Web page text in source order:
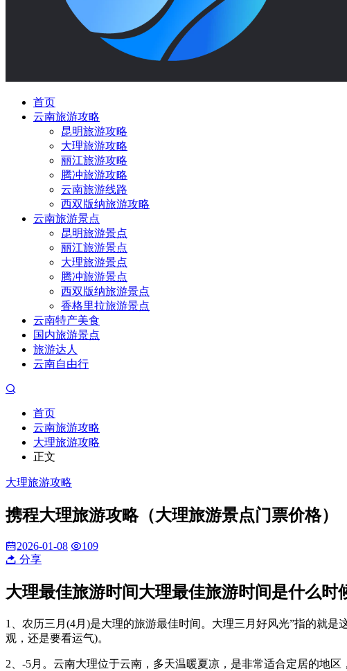
首页
云南旅游攻略
昆明旅游攻略
大理旅游攻略
丽江旅游攻略
腾冲旅游攻略
云南旅游线路
西双版纳旅游攻略
云南旅游景点
昆明旅游景点
丽江旅游景点
大理旅游景点
腾冲旅游景点
西双版纳旅游景点
香格里拉旅游景点
云南特产美食
国内旅游景点
旅游达人
云南自由行
首页
云南旅游攻略
大理旅游攻略
正文
大理旅游攻略
携程大理旅游攻略（大理旅游景点门票价格）
2026-01-08
109
分享
大理最佳旅游时间大理最佳旅游时间是什么时
1、农历三月(4月)是大理的旅游最佳时间。大理三月好风光”指的就
观，还是要看运气)。
2、-5月。云南大理位于云南，多天温暖夏凉，是非常适合定居的地